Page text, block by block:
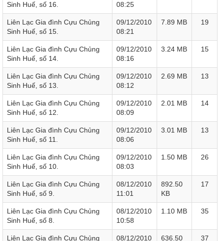
Sinh Huế, số 16.
08:25
Liên Lạc Gia đình Cựu Chủng
Sinh Huế, số 15.
09/12/2010
08:21
7.89 MB 19
Liên Lạc Gia đình Cựu Chủng
Sinh Huế, số 14.
09/12/2010
08:16
3.24 MB 15
Liên Lạc Gia đình Cựu Chủng
Sinh Huế, số 13.
09/12/2010
08:12
2.69 MB 13
Liên Lạc Gia đình Cựu Chủng
Sinh Huế, số 12.
09/12/2010
08:09
2.01 MB 14
Liên Lạc Gia đình Cựu Chủng
Sinh Huế, số 11.
09/12/2010
08:06
3.01 MB 13
Liên Lạc Gia đình Cựu Chủng
Sinh Huế, số 10.
09/12/2010
08:03
1.50 MB 26
Liên Lạc Gia đình Cựu Chủng
Sinh Huế, số 9.
08/12/2010
11:01
892.50
KB
17
Liên Lạc Gia đình Cựu Chủng
Sinh Huế, số 8.
08/12/2010
10:58
1.10 MB 35
Liên Lạc Gia đình Cựu Chủng
08/12/2010
636.50
37